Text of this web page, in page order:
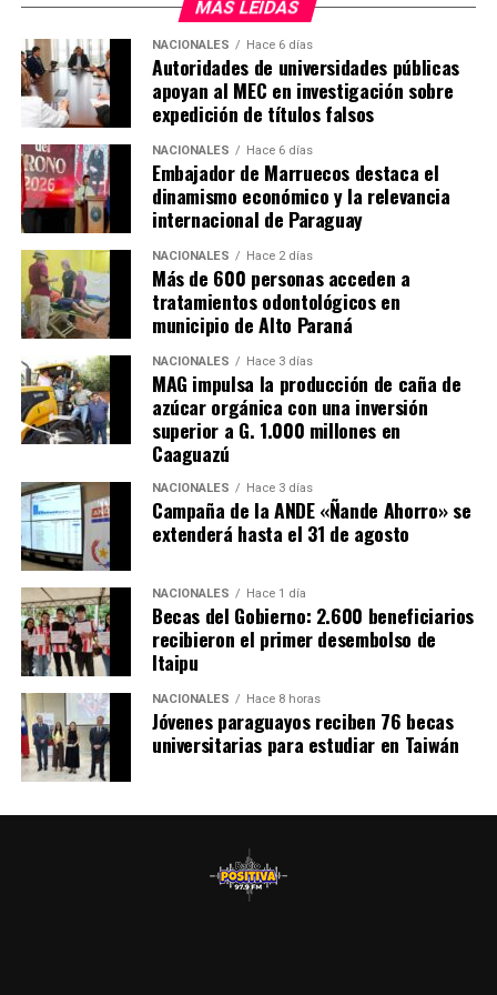
El nuevo hospital cuenta con 10 sillones para el
tratamiento de quimioterapia, que estarán operativas de
lunes a viernes, de 7 de la mañana a 7 de la tarde, para
atender a más de 50 pacientes por día.
El Hospital Día inaugurado en Caazapá en el número 15
que habilita el actual gobierno. En ese sentido, el
presidente de la República, Santiago Peña, destacó que
bajo su adminitración el presupuesto del Instituto
Nacional del Cáncer creció más de tres veces y que
actualmente se está haciendo una inversión en
infraestructura como nunca antes.
Anunció también que su gobierno seguirá invirtiendo
para que todos los pacientes tengan la mejor atención.
Por su parte, El gobernador de Caazapá, Cristian Acosta,
afirmó que la habilitación de este hospital especializado
es «un sueño que se está cumpliendo» y anunció que
próximamente se prevé habilitar también un centro
nefrológico, que actualmente se está construyendo
mediante una inversión de más de 3.000 millones de
guaraníes por parte de la Entidad Binacional Yacyretá.
MAS LEIDAS
NACIONALES Hace 6 días
Autoridades de universidades públicas
apoyan al MEC en investigación sobre
expedición de títulos falsos
NACIONALES Hace 6 días
Embajador de Marruecos destaca el
dinamismo económico y la relevancia
internacional de Paraguay
NACIONALES Hace 2 días
Más de 600 personas acceden a
tratamientos odontológicos en
municipio de Alto Paraná
NACIONALES Hace 3 días
MAG impulsa la producción de caña de
azúcar orgánica con una inversión
superior a G. 1.000 millones en
Caaguazú
NACIONALES Hace 3 días
Campaña de la ANDE «Ñande Ahorro» se
extenderá hasta el 31 de agosto
NACIONALES Hace 1 día
Becas del Gobierno: 2.600 beneficiarios
recibieron el primer desembolso de
Itaipu
NACIONALES Hace 8 horas
Jóvenes paraguayos reciben 76 becas
universitarias para estudiar en Taiwán